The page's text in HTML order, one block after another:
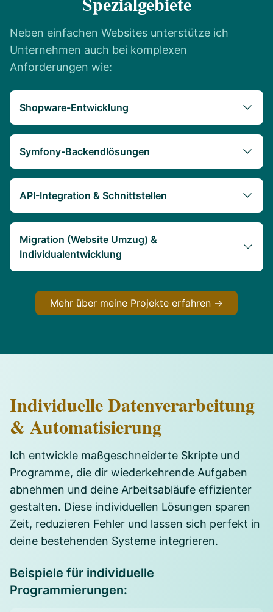
Neben einfachen Websites unterstütze ich
Unternehmen auch bei komplexen
Anforderungen wie:
Shopware-Entwicklung
Symfony-Backendlösungen
API-Integration & Schnittstellen
Migration (Website Umzug) &
Individualentwicklung
Mehr über meine Projekte erfahren →
Individuelle Datenverarbeitung
& Automatisierung
Ich entwickle maßgeschneiderte Skripte und
Programme, die dir wiederkehrende Aufgaben
abnehmen und deine Arbeitsabläufe effizienter
gestalten. Diese individuellen Lösungen sparen
Zeit, reduzieren Fehler und lassen sich perfekt in
deine bestehenden Systeme integrieren.
Beispiele für individuelle
Programmierungen: